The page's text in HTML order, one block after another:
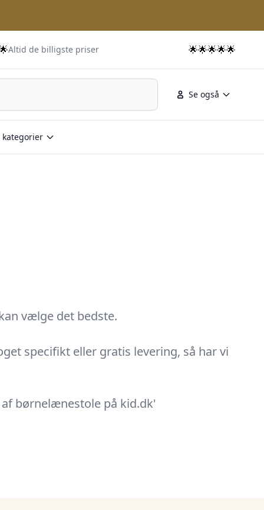
Altid de billigste priser 🌟🌟🌟🌟🌟
Se også
vælge det bedste.
specifikt eller gratis levering, så har vi
børnelænestole på kid.dk'